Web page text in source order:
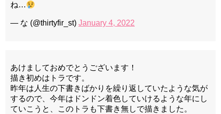
ね…
— な (@thirtyfir_st) January 4, 2022
あけましておめでとうございます！
描き初めはトラです。
昨年は人生の下書きばかりを繰り返していたような気が
するので、今年はドンドン着色していけるような年にし
ていこうと、このトラも下書き無しで描きました。